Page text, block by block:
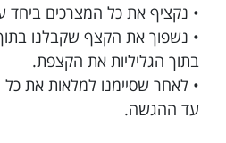
• נקציף את כל המצרכים
• נשפוך את הקצף שקבלנו בתוך
בתוך הגליליות את הקצפת.
• לאחר שסיימנו למלאות את כל
עד ההגשה.